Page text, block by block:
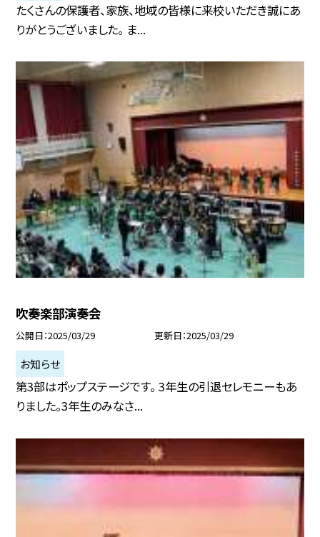
たくさんの保護者、家族、地域の皆様に来校いただき誠にあ
りがとうございました。 ま...
吹奏楽部演奏会
公開日 2025/03/29 更新日 2025/03/29
お知らせ
第3部はポップステージです。 3年生の引退セレモニーもあ
りました。3年生のみなさ...